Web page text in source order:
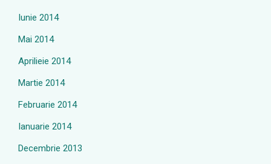
Iunie 2014
Mai 2014
Aprilieie 2014
Martie 2014
Februarie 2014
Ianuarie 2014
Decembrie 2013